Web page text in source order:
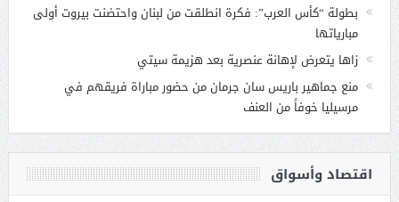
بطولة “كأس العرب”: فكرة انطلقت من لبنان واحتضنت بيروت أولى
مبارياتها
زاها يتعرض لإهانة عنصرية بعد هزيمة سيتي
منع جماهير باريس سان جرمان من حضور مباراة فريقهم في
مرسيليا خوفاً من العنف
اقتصاد وأسواق